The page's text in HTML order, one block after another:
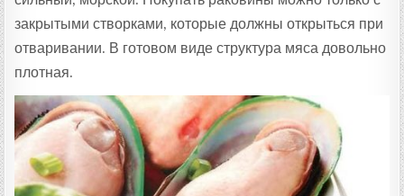
закрытыми створками, которые должны открыться при
отваривании. В готовом виде структура мяса довольно
плотная.